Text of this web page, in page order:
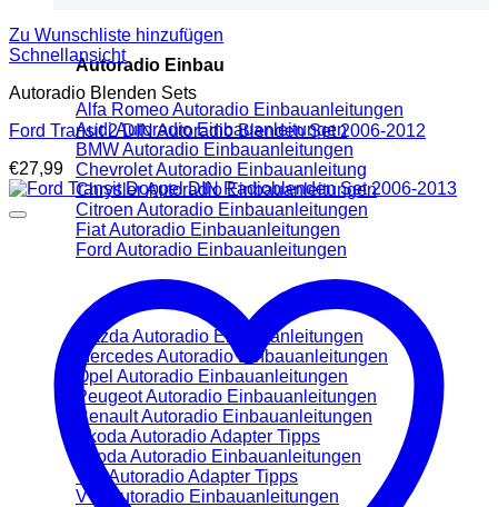
Autoradio Einbau
Alfa Romeo Autoradio Einbauanleitungen
Audi Autoradio Einbauanleitungen
BMW Autoradio Einbauanleitungen
Chevrolet Autoradio Einbauanleitung
Chrysler Autoradio Einbauanleitungen
Citroen Autoradio Einbauanleitungen
Fiat Autoradio Einbauanleitungen
Ford Autoradio Einbauanleitungen
Mazda Autoradio Einbauanleitungen
Mercedes Autoradio Einbauanleitungen
Opel Autoradio Einbauanleitungen
Peugeot Autoradio Einbauanleitungen
Renault Autoradio Einbauanleitungen
Skoda Autoradio Adapter Tipps
Skoda Autoradio Einbauanleitungen
VW Autoradio Adapter Tipps
VW Autoradio Einbauanleitungen
Zu Wunschliste hinzufügen
Schnellansicht
Autoradio Blenden Sets
Ford Transit 2 DIN Autoradio Blenden Set 2006-2012
€27,99